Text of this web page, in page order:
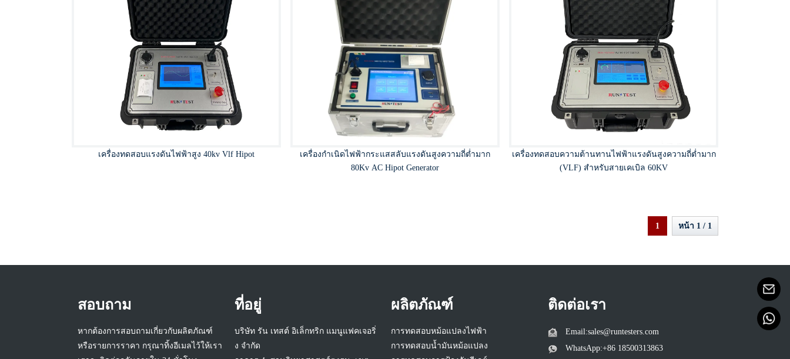
เครื่องทดสอบแรงดันไฟฟ้าสูง 40kv Vlf Hipot
เครื่องกำเนิดไฟฟ้ากระแสสลับแรงดันสูงความถี่ต่ำมาก
80Kv AC Hipot Generator
เครื่องทดสอบความต้านทานไฟฟ้าแรงดันสูงความถี่ต่ำมาก
(VLF) สำหรับสายเคเบิล 60KV
1 หน้า 1 / 1
สอบถาม
หากต้องการสอบถามเกี่ยวกับผลิตภัณฑ์
หรือรายการราคา กรุณาทิ้งอีเมลไว้ให้เรา
ที่อยู่
บริษัท รัน เทสต์ อิเล็กทริก แมนูแฟคเจอริ่
ง จำกัด
ผลิตภัณฑ์
การทดสอบหม้อแปลงไฟฟ้า
การทดสอบน้ำมันหม้อแปลง
ติดต่อเรา
Email:sales@runtesters.com
WhatsApp:+86 18500313863